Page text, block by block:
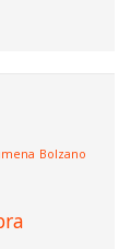
Bolzano